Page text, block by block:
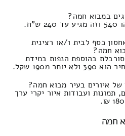
במבוא חמה?
כסף לבית ו/או רצינית
חמה?
בהוספת הנפות במידת
מ190 שקל.
איורים בעיר מבוא חמה?
תמונות ועבודות איור יקרי ערך
חמה